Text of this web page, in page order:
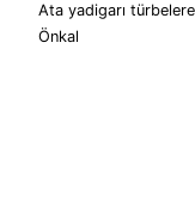
Ata yadigarı
Önkal